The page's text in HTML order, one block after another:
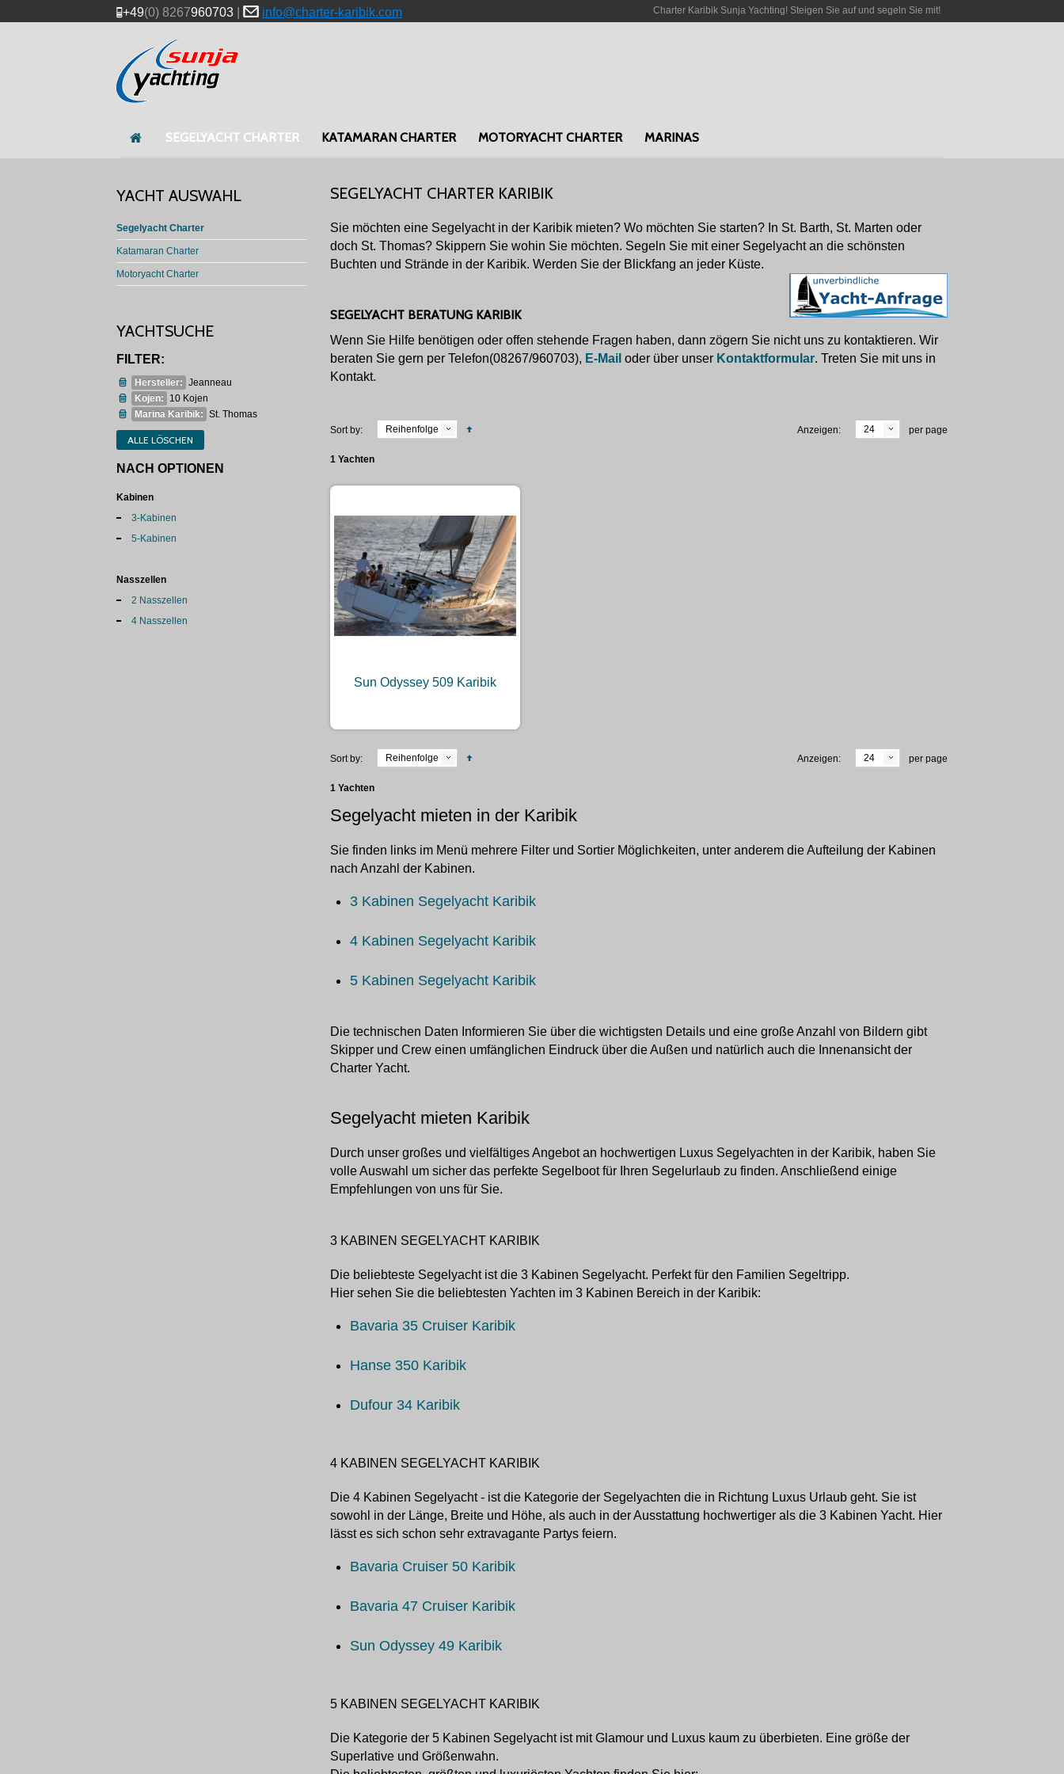
+49(0) 8267960703 info@charter-karibik.com Charter Karibik Sunja Yachting! Steigen Sie auf und segeln Sie mit!
SEGELYACHT CHARTER KATAMARAN CHARTER MOTORYACHT CHARTER MARINAS
SEGELYACHT CHARTER KARIBIK
Sie möchten eine Segelyacht in der Karibik mieten? Wo möchten Sie starten? In St. Barth, St. Marten oder
doch St. Thomas? Skippern Sie wohin Sie möchten. Segeln Sie mit einer Segelyacht an die schönsten
Buchten und Strände in der Karibik. Werden Sie der Blickfang an jeder Küste.
SEGELYACHT BERATUNG KARIBIK
Wenn Sie Hilfe benötigen oder offen stehende Fragen haben, dann zögern Sie nicht uns zu kontaktieren. Wir
beraten Sie gern per Telefon(08267/960703), E-Mail oder über unser Kontaktformular. Treten Sie mit uns in
Kontakt.
Sort by: Reihenfolge Anzeigen: 24 per page
1 Yachten
Sun Odyssey 509 Karibik
Sort by: Reihenfolge Anzeigen: 24 per page
1 Yachten
Segelyacht mieten in der Karibik
Sie finden links im Menü mehrere Filter und Sortier Möglichkeiten, unter anderem die Aufteilung der Kabinen
nach Anzahl der Kabinen.
3 Kabinen Segelyacht Karibik
4 Kabinen Segelyacht Karibik
5 Kabinen Segelyacht Karibik
Die technischen Daten Informieren Sie über die wichtigsten Details und eine große Anzahl von Bildern gibt
Skipper und Crew einen umfänglichen Eindruck über die Außen und natürlich auch die Innenansicht der
Charter Yacht.
Segelyacht mieten Karibik
Durch unser großes und vielfältiges Angebot an hochwertigen Luxus Segelyachten in der Karibik, haben Sie
volle Auswahl um sicher das perfekte Segelboot für Ihren Segelurlaub zu finden. Anschließend einige
Empfehlungen von uns für Sie.
3 KABINEN SEGELYACHT KARIBIK
Die beliebteste Segelyacht ist die 3 Kabinen Segelyacht. Perfekt für den Familien Segeltripp.
Hier sehen Sie die beliebtesten Yachten im 3 Kabinen Bereich in der Karibik:
Bavaria 35 Cruiser Karibik
Hanse 350 Karibik
Dufour 34 Karibik
4 KABINEN SEGELYACHT KARIBIK
Die 4 Kabinen Segelyacht - ist die Kategorie der Segelyachten die in Richtung Luxus Urlaub geht. Sie ist
sowohl in der Länge, Breite und Höhe, als auch in der Ausstattung hochwertiger als die 3 Kabinen Yacht. Hier
lässt es sich schon sehr extravagante Partys feiern.
Bavaria Cruiser 50 Karibik
Bavaria 47 Cruiser Karibik
Sun Odyssey 49 Karibik
5 KABINEN SEGELYACHT KARIBIK
Die Kategorie der 5 Kabinen Segelyacht ist mit Glamour und Luxus kaum zu überbieten. Eine größe der
Superlative und Größenwahn.
YACHT AUSWAHL
Segelyacht Charter
Katamaran Charter
Motoryacht Charter
YACHTSUCHE
FILTER:
Hersteller: Jeanneau
Kojen:
10 Kojen
Marina Karibik: St. Thomas
ALLE LÖSCHEN
NACH OPTIONEN
Kabinen
3-Kabinen
5-Kabinen
Nasszellen
2 Nasszellen
4 Nasszellen